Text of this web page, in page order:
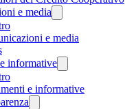
e media
e media
informative
e informative